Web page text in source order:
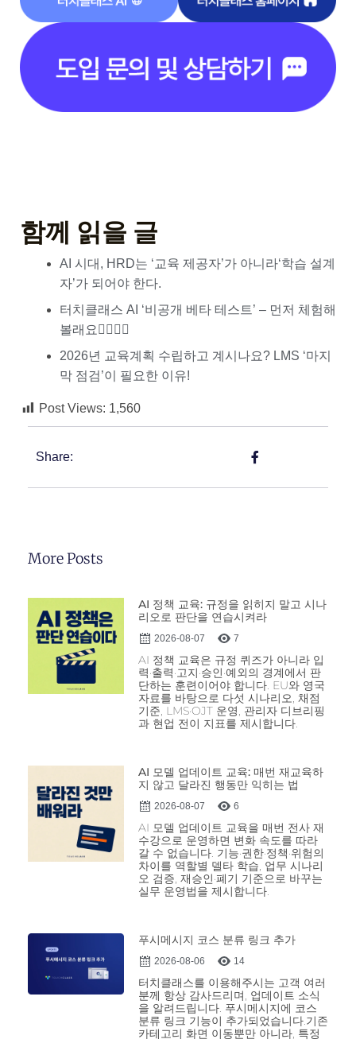
함께 읽을 글
AI 시대, HRD는 ‘교육 제공자’가 아니라‘학습 설계
자’가 되어야 한다.
터치클래스 AI ‘비공개 베타 테스트’ – 먼저 체험해
볼래요🙋‍♀️🙋‍♂️
2026년 교육계획 수립하고 계시나요? LMS ‘마지
막 점검’이 필요한 이유!
Post Views: 1,560
Share:
More Posts
AI 정책 교육: 규정을 읽히지 말고 시나
리오로 판단을 연습시켜라
2026-08-07 7
AI 정책 교육은 규정 퀴즈가 아니라 입
력·출력·고지·승인·예외의 경계에서 판
단하는 훈련이어야 합니다. EU와 영국
자료를 바탕으로 다섯 시나리오, 채점
기준, LMS·OJT 운영, 관리자 디브리핑
과 현업 전이 지표를 제시합니다.
AI 모델 업데이트 교육: 매번 재교육하
지 않고 달라진 행동만 익히는 법
2026-08-07 6
AI 모델 업데이트 교육을 매번 전사 재
수강으로 운영하면 변화 속도를 따라
갈 수 없습니다. 기능·권한·정책·위험의
차이를 역할별 델타 학습, 업무 시나리
오 검증, 재승인·폐기 기준으로 바꾸는
실무 운영법을 제시합니다.
푸시메시지 코스 분류 링크 추가
2026-08-06 14
터치클래스를 이용해주시는 고객 여러
분께 항상 감사드리며, 업데이트 소식
을 알려드립니다. 푸시메시지에 코스
분류 링크 기능이 추가되었습니다.기존
카테고리 화면 이동뿐만 아니라, 특정